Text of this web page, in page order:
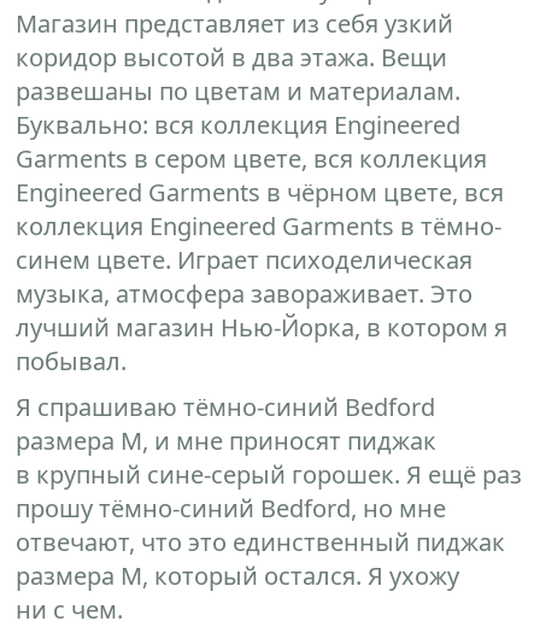
Магазин представляет из себя узкий
коридор высотой в два этажа. Вещи
развешаны по цветам и материалам.
Буквально: вся коллекция Engineered
Garments в сером цвете, вся коллекция
Engineered Garments в чёрном цвете, вся
коллекция Engineered Garments в тёмно-
синем цвете. Играет психоделическая
музыка, атмосфера завораживает. Это
лучший магазин Нью-Йорка, в котором я
побывал.
Я спрашиваю тёмно-синий Bedford
размера M, и мне приносят пиджак
в крупный сине-серый горошек. Я ещё раз
прошу тёмно-синий Bedford, но мне
отвечают, что это единственный пиджак
размера М, который остался. Я ухожу
ни с чем.